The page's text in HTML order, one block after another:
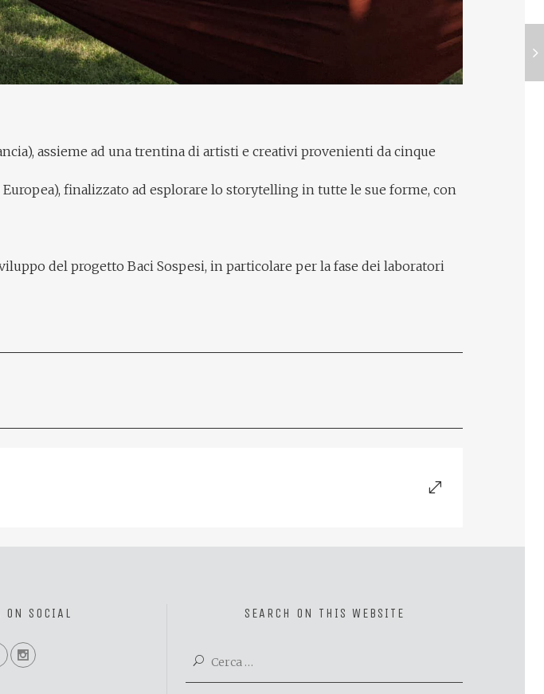
assieme ad una trentina di artisti e creativi provenienti da cinque
finalizzato ad esplorare lo storytelling in tutte le sue forme, con
del progetto Baci Sospesi, in particolare per la fase dei laboratori
ON SOCIAL SEARCH ON THIS WEBSITE
Ricerca